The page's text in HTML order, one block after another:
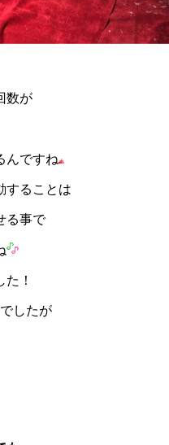
数が
んですね
することは
る事で
！
したが